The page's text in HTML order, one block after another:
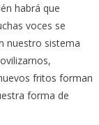
habrá que
voces se
nuestro sistema
fritos forman
forma de